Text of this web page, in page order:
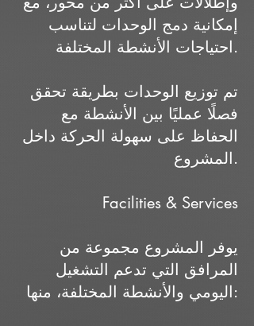
إمكانية دمج الوحدات لتناسب
احتياجات الأنشطة المختلفة.
تم توزيع الوحدات بطريقة تحقق
فصلًا عمليًا بين الأنشطة مع
الحفاظ على سهولة الحركة داخل
المشروع.
Facilities & Services
يوفر المشروع مجموعة من
المرافق التي تدعم التشغيل
اليومي والأنشطة المختلفة، منها: